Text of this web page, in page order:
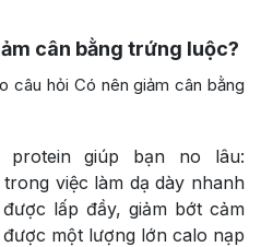
cân bằng trứng luộc?
câu hỏi Có nên giảm cân bằng
protein giúp bạn no lâu:
việc làm dạ dày nhanh
lấp đầy, giảm bớt cảm
một lượng lớn calo nạp